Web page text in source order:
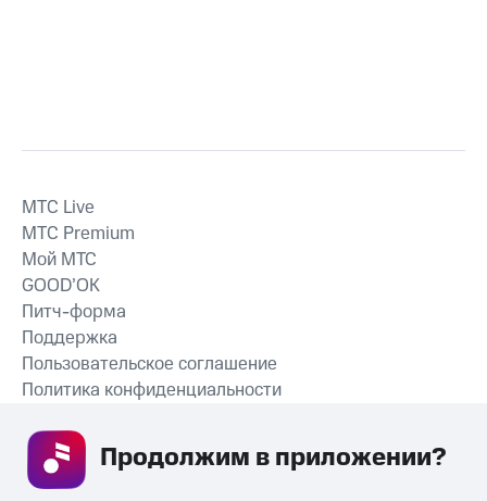
СКАЧАТЬ ПРИЛОЖЕНИЕ
MTС Live
MTС Premium
Мой МТС
GOOD’OK
Питч-форма
Поддержка
Пользовательское соглашение
Политика конфиденциальности